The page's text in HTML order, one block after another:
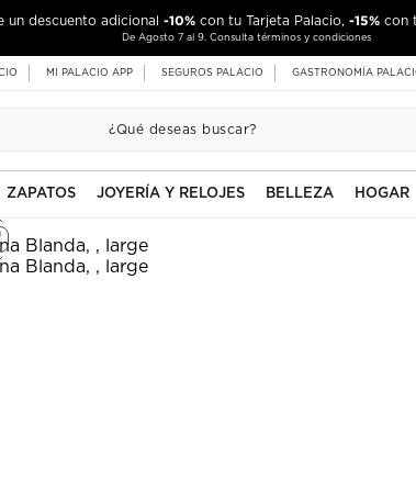
un descuento adicional -10% con tu Tarjeta Palacio, -15% con
De Agosto 7 al 9. Consulta términos y condiciones
MI PALACIO APP SEGUROS PALACIO GASTRONOMÍA
ZAPATOS JOYERÍA Y RELOJES BELLEZA HOGAR